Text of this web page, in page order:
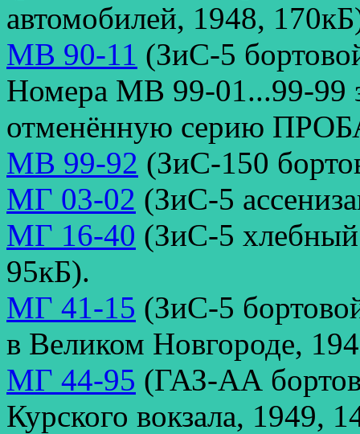
автомобилей, 1948,
МВ 90-11 (ЗиС-5
Номера МВ 99-01...99-99
отменённую серию
МВ 99-92 (ЗиС-150
МГ 03-02 (ЗиС-5
МГ 16-40 (ЗиС-5
95кБ).
МГ 41-15 (ЗиС-5
в Великом Новгороде,
МГ 44-95 (ГАЗ-АА
Курского вокзала, 1949,